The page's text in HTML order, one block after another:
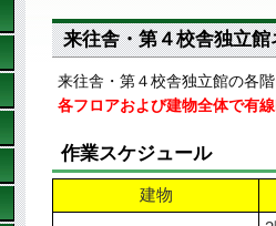
来往舎・第４校舎独立
来往舎・第４校舎独立館の各
各フロアおよび建物全体で有
作業スケジュール
建物